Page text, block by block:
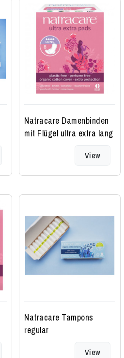
Natracare Damenbinden
mit Flügel ultra extra lang
View
Natracare Tampons
regular
View